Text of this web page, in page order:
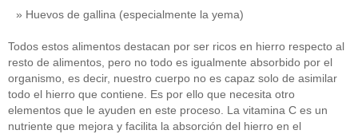
Huevos de gallina (especialmente la yema)
Todos estos alimentos destacan por ser ricos en hierro respecto al
resto de alimentos, pero no todo es igualmente absorbido por el
organismo, es decir, nuestro cuerpo no es capaz solo de asimilar
todo el hierro que contiene. Es por ello que necesita otro
elementos que le ayuden en este proceso. La vitamina C es un
nutriente que mejora y facilita la absorción del hierro en el